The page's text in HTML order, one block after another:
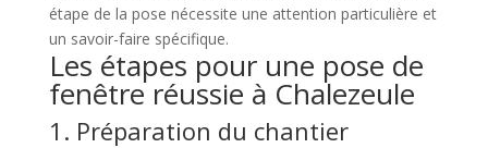
étape de la pose nécessite une attention particulière et
un savoir-faire spécifique.
Les étapes pour une pose de
fenêtre réussie à Chalezeule
1. Préparation du chantier